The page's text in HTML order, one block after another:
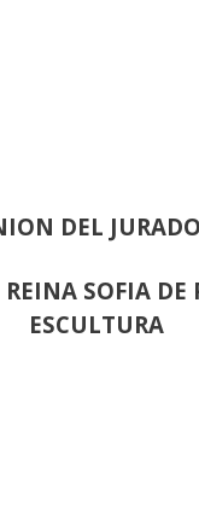
DEL
SOFIA DE
ESCULTURA